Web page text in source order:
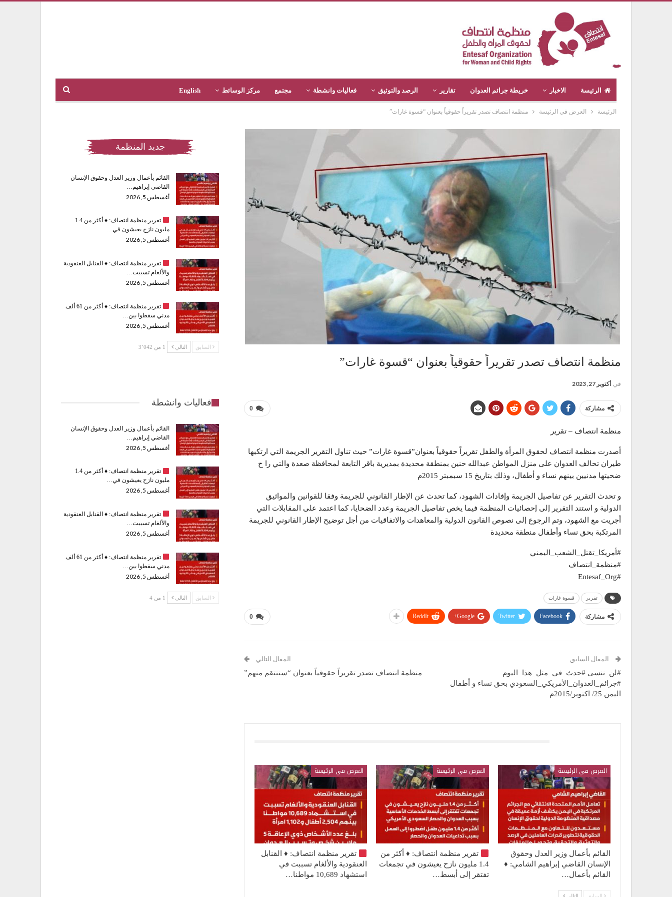
الرئيسة الاخبار خريطة جرائم العدوان تقارير الرصد والتوثيق فعاليات وانشطة مجتمع مركز الوسائط English
الرئيسة العرض في الرئيسة منظمة انتصاف تصدر تقريراً حقوقياً بعنوان “قسوة غارات”
منظمة انتصاف تصدر تقريراً حقوقياً بعنوان “قسوة غارات”
في أكتوبر 27, 2023
0 مشاركة
منظمة انتصاف – تقرير
أصدرت منظمة انتصاف لحقوق المرأة والطفل تقريراً حقوقياً بعنوان”قسوة غارات” حيث تناول التقرير الجريمة التي ارتكبها
طيران تحالف العدوان على منزل المواطن عبدالله حنين بمنطقة محديدة بمديرية باقر التابعة لمحافظة صعدة والتي را ح
ضحيتها مدنيين بينهم نساء و أطفال، وذلك بتاريخ 15 سبمبتر 2015م
و تحدث التقرير عن تفاصيل الجريمة وإفادات الشهود، كما تحدث عن الإطار القانوني للجريمة وفقا للقوانين والمواثيق
الدولية و استند التقرير إلى إحصائيات المنظمة فيما يخص تفاصيل الجريمة وعدد الضحايا، كما اعتمد على المقابلات التي
أجريت مع الشهود، وتم الرجوع إلى نصوص القانون الدولية والمعاهدات والاتفاقيات من أجل توضيح الإطار القانوني للجريمة
المرتكبة بحق نساء وأطفال منطقة محديدة
#أمريكا_تقتل_الشعب_اليمني
#منظمة_انتصاف
#Entesaf_Org
تقرير قسوة غارات
0 مشاركة Facebook
Twitter
Google+
ReddIt
المقال السابق
#لن_ننسى #حدث_في_مثل_هذا_اليوم
#جرائم_العدوان_الأمريكي_السعودي بحق نساء و أطفال
اليمن 25/ اكتوبر/2015م
المقال التالي
منظمة انتصاف تصدر تقريراً حقوقياً بعنوان “سننتقم منهم”
العرض في الرئيسة
القائم بأعمال وزير العدل وحقوق
الإنسان القاضي إبراهيم الشامي: ♦️
القائم بأعمال…
العرض في الرئيسة
تقرير منظمة انتصاف: ♦️ أكثر من
1.4 مليون نازح يعيشون في تجمعات
تفتقر إلى أبسط…
العرض في الرئيسة
تقرير منظمة انتصاف: ♦️القنابل
العنقودية والألغام تسببت في
استشهاد 10,689 مواطنا…
جديد المنظمة
القائم بأعمال وزير العدل وحقوق الإنسان
القاضي إبراهيم…
أغسطس 5, 2026
تقرير منظمة انتصاف: ♦️
أكثر من 1.4
مليون نازح يعيشون في…
أغسطس 5, 2026
تقرير منظمة انتصاف: ♦️القنابل العنقودية
والألغام تسببت…
أغسطس 5, 2026
تقرير منظمة انتصاف: ♦️
أكثر من 61 ألف
مدني سقطوا بين…
أغسطس 5, 2026
السابق التالي 1 من 3٬042
فعاليات وانشطة
القائم بأعمال وزير العدل وحقوق الإنسان
القاضي إبراهيم…
أغسطس 5, 2026
تقرير منظمة انتصاف: ♦️
أكثر من 1.4
مليون نازح يعيشون في…
أغسطس 5, 2026
تقرير منظمة انتصاف: ♦️القنابل العنقودية
والألغام تسببت…
أغسطس 5, 2026
تقرير منظمة انتصاف: ♦️
أكثر من 61 ألف
مدني سقطوا بين…
أغسطس 5, 2026
السابق التالي 1 من 4